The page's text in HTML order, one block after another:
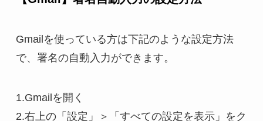
Gmailを使っている方は下記のような設定方法
で、署名の自動入力ができます。
1.Gmailを開く
2.右上の「設定」＞「すべての設定を表示」をク